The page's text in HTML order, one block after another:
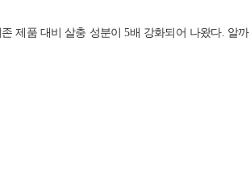
제품 대비 살충 성분이 5배 강화되어 나왔다. 알까